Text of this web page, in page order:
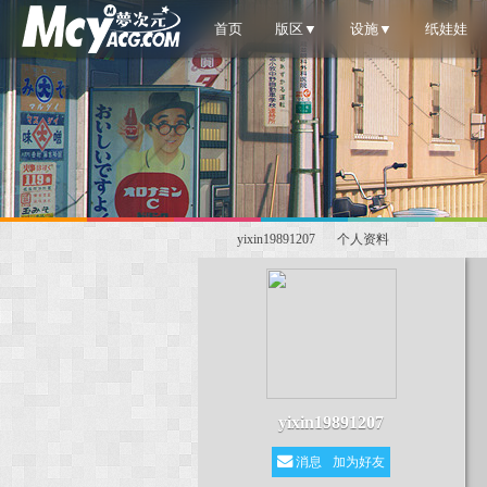
首页 版区▼ 设施▼ 纸娃娃
yixin19891207 个人资料
yixin19891207
消息 加为好友